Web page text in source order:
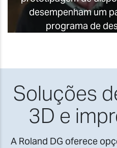
desempenham um
programa de
Soluções
3D e
A Roland DG oferece